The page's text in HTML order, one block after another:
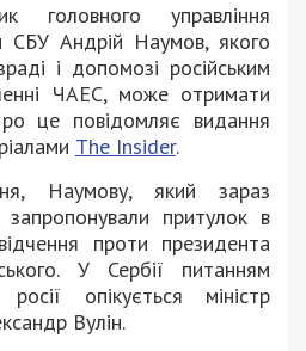
головного управління
СБУ Андрій Наумов, якого
і допомозі російським
ЧАЕС, може отримати
це повідомляє видання
The Insider.
Наумову, який зараз
запропонували притулок в
проти президента
У Сербії питанням
опікується міністр
Вулін.